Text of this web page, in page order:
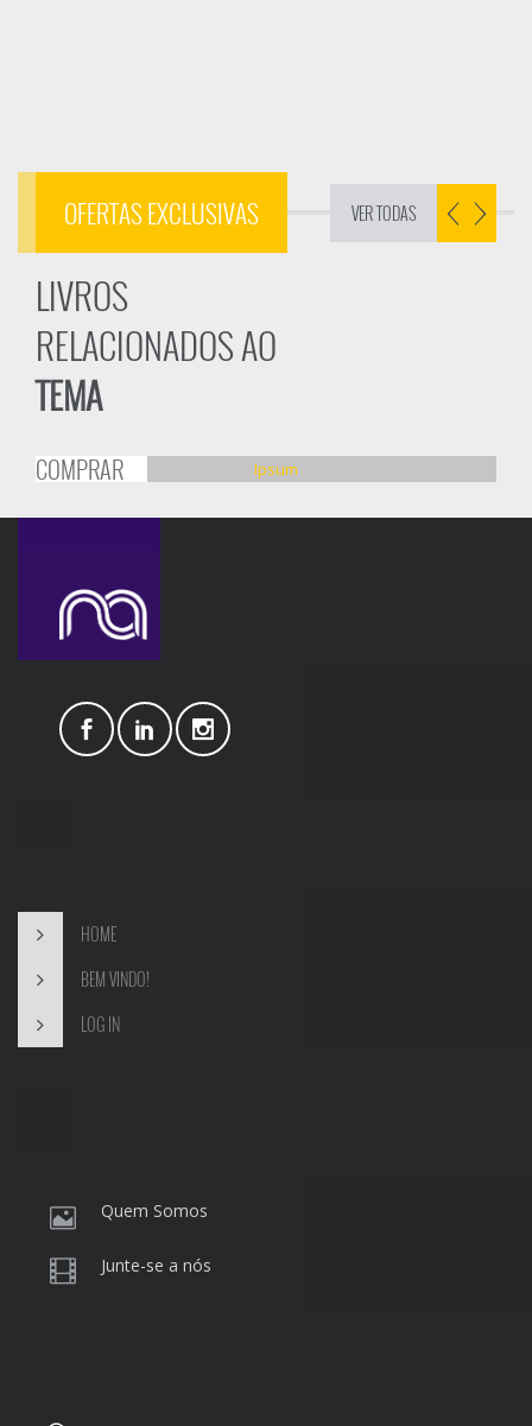
OFERTAS EXCLUSIVAS VER TODAS
LIVROS
RELACIONADOS AO
TEMA
COMPRAR
HOME
BEM VINDO!
LOG IN
Quem Somos
Junte-se a nós